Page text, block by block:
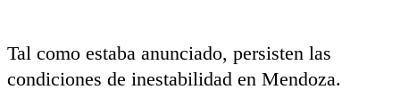
Tal como estaba anunciado, persisten las
condiciones de inestabilidad en Mendoza.